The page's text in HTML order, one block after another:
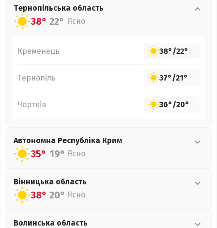
Тернопільська область
38° 22° Ясно
Кременець 38°/22°
Тернопіль 37°/21°
Чортків 36°/20°
Автономна Республіка Крим
35° 19° Ясно
Вінницька область
38° 20° Ясно
Волинська область